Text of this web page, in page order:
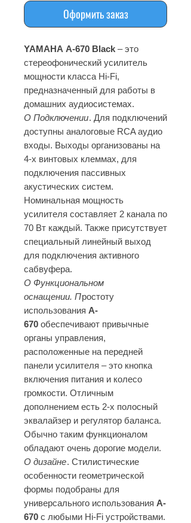
Оформить заказ
YAMAHA A-670 Black – это
стереофонический усилитель
мощности класса Hi-Fi,
предназначенный для работы в
домашних аудиосистемах.
О Подключении. Для подключений
доступны аналоговые RCA аудио
входы. Выходы организованы на
4-х винтовых клеммах, для
подключения пассивных
акустических систем.
Номинальная мощность
усилителя составляет 2 канала по
70 Вт каждый. Также присутствует
специальный линейный выход
для подключения активного
сабвуфера.
О Функциональном
оснащении. Простоту
использования A-
670 обеспечивают привычные
органы управления,
расположенные на передней
панели усилителя – это кнопка
включения питания и колесо
громкости. Отличным
дополнением есть 2-х полосный
эквалайзер и регулятор баланса.
Обычно таким функционалом
обладают очень дорогие модели.
О дизайне. Стилистические
особенности геометрической
формы подобраны для
универсального использования A-
670 с любыми Hi-Fi устройствами.